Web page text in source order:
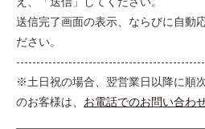
送信完了画面の表示、ならびに自動
ださい。
※土日祝の場合、翌営業日以降に順
のお客様は、 お電話でのお問い合わ